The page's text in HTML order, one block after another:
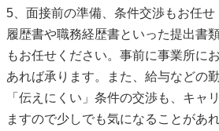
5、面接前の準備、条件交渉もお任せ
履歴書や職務経歴書といった提出書
もお任せください。事前に事業所に
あれば承ります。また、給与などの
「伝えにくい」条件の交渉も、キャ
ますので少しでも気になることがあ